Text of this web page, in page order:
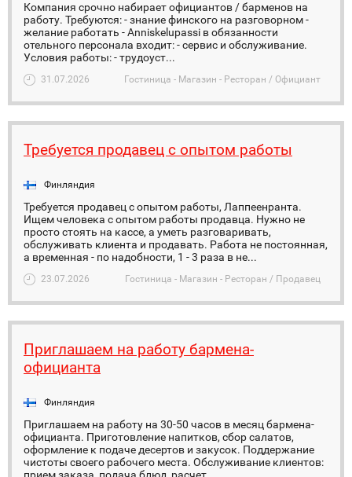
Компания срочно набирает официантов / барменов на
работу. Требуются: - знание финского на разговорном -
желание работать - Anniskelupassi в обязанности
отельного персонала входит: - сервис и обслуживание.
Условия работы: - трудоуст...
31.07.2026 Гостиница - Магазин - Ресторан / Официант
Требуется продавец с опытом работы
Финляндия
Требуется продавец с опытом работы, Лаппеенрантa.
Ищем человека с опытом работы продавца. Нужно не
просто стоять на кассе, а уметь разговаривать,
обслуживать клиента и продавать. Работа не постоянная,
а временная - по надобности, 1 - 3 раза в не...
23.07.2026 Гостиница - Магазин - Ресторан / Продавец
Приглашаем на работу бармена-
официанта
Финляндия
Приглашаем на работу на 30-50 часов в месяц бармена-
официанта. Приготовление напитков, сбор салатов,
оформление к подаче десертов и закусок. Поддержание
чистоты своего рабочего места. Обслуживание клиентов: